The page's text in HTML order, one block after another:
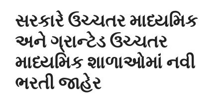
સરકારે ઉચ્ચતર માધ્યમિક
અને ગ્રાન્ટેડ ઉચ્ચતર
માધ્યમિક શાળાઓમાં નવી
ભરતી જાહેર